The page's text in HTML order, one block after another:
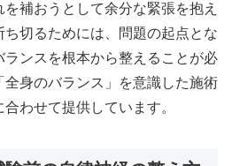
補おうとして余分な緊張を抱え
ち切るためには、問題の起点とな
ランスを根本から整えることが必
身のバランス」を意識した施術
わせて提供しています。